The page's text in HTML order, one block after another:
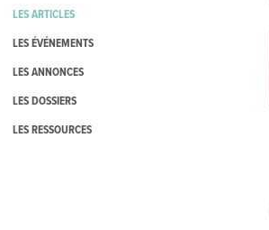
LES ARTICLES
LES ÉVÉNEMENTS
LES ANNONCES
LES DOSSIERS
LES RESSOURCES